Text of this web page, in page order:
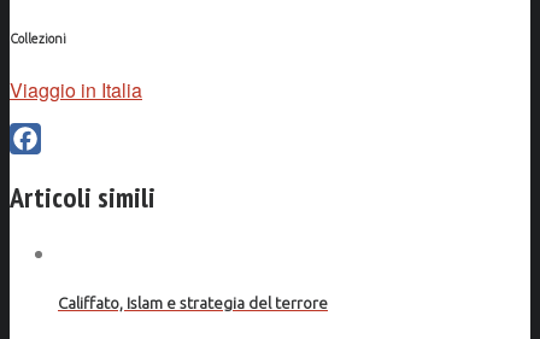
Collezioni
Viaggio in Italia
Articoli simili
Califfato, Islam e strategia del terrore